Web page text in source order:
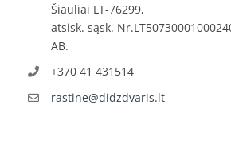
Šiauliai LT-76299,
atsisk. sąsk.
AB.
+370 41 431514
rastine@didzdvaris.lt